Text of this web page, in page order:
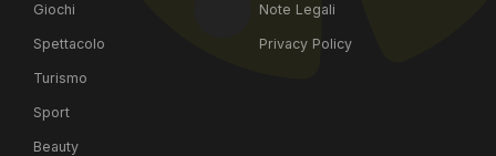
Giochi
Spettacolo
Turismo
Sport
Beauty
Note Legali
Privacy Policy